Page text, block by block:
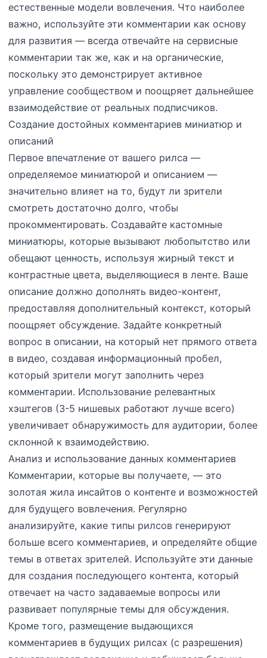
естественные модели вовлечения. Что наиболее
важно, используйте эти комментарии как основу
для развития — всегда отвечайте на сервисные
комментарии так же, как и на органические,
поскольку это демонстрирует активное
управление сообществом и поощряет дальнейшее
взаимодействие от реальных подписчиков.
Создание достойных комментариев миниатюр и
описаний
Первое впечатление от вашего рилса —
определяемое миниатюрой и описанием —
значительно влияет на то, будут ли зрители
смотреть достаточно долго, чтобы
прокомментировать. Создавайте кастомные
миниатюры, которые вызывают любопытство или
обещают ценность, используя жирный текст и
контрастные цвета, выделяющиеся в ленте. Ваше
описание должно дополнять видео-контент,
предоставляя дополнительный контекст, который
поощряет обсуждение. Задайте конкретный
вопрос в описании, на который нет прямого ответа
в видео, создавая информационный пробел,
который зрители могут заполнить через
комментарии. Использование релевантных
хэштегов (3-5 нишевых работают лучше всего)
увеличивает обнаружимость для аудитории, более
склонной к взаимодействию.
Анализ и использование данных комментариев
Комментарии, которые вы получаете, — это
золотая жила инсайтов о контенте и возможностей
для будущего вовлечения. Регулярно
анализируйте, какие типы рилсов генерируют
больше всего комментариев, и определяйте общие
темы в ответах зрителей. Используйте эти данные
для создания последующего контента, который
отвечает на часто задаваемые вопросы или
развивает популярные темы для обсуждения.
Кроме того, размещение выдающихся
комментариев в будущих рилсах (с разрешения)